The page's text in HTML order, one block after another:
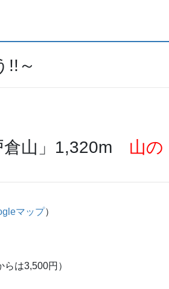
!!～
山」1,320m 山の
マップ）
は3,500円）